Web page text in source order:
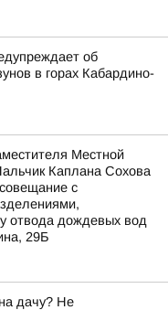
об
в горах Кабардино-
Местной
Каплана Сохова
с
отвода дождевых вод
29Б
дачу? Не